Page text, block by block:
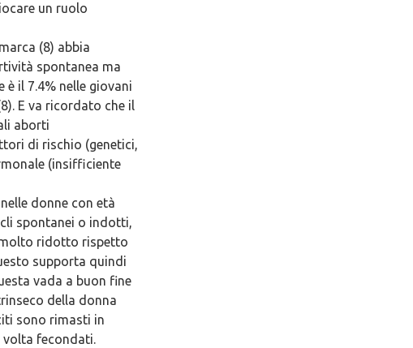
un ruolo
(8) abbia
spontanea ma
è il 7.4% nelle giovani
E va ricordato che il
aborti
di rischio (genetici,
(insifficiente
donne con età
spontanei o indotti,
ridotto rispetto
supporta quindi
vada a buon fine
della donna
sono rimasti in
volta fecondati.